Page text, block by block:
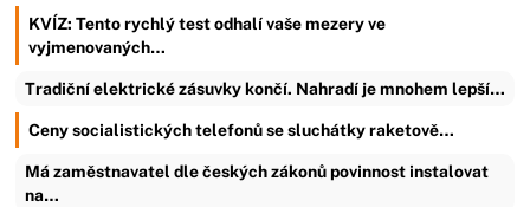
KVÍZ: Tento rychlý test odhalí vaše mezery ve
vyjmenovaných…
Tradiční elektrické zásuvky končí. Nahradí je mnohem lepší…
Ceny socialistických telefonů se sluchátky raketově…
Má zaměstnavatel dle českých zákonů povinnost instalovat
na…